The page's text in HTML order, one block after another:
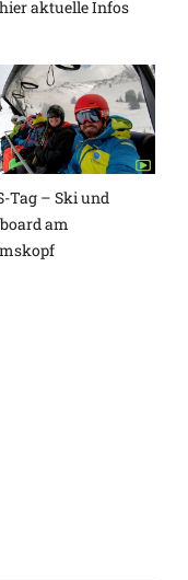
aktuelle Infos
Tag – Ski und
am